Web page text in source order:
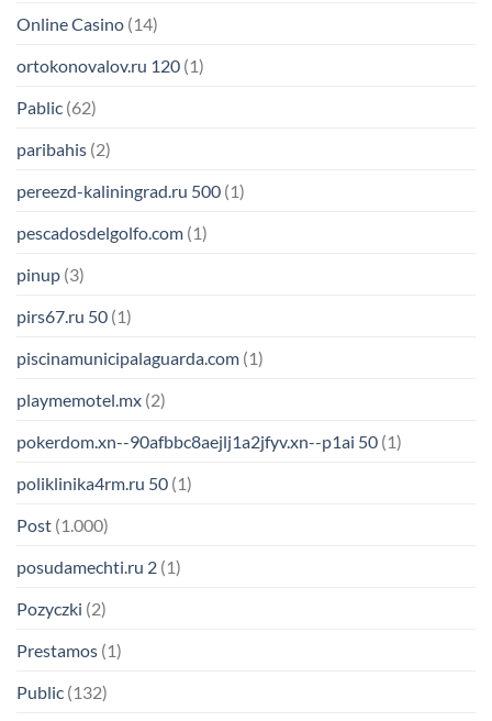
Online Casino (14)
ortokonovalov.ru 120 (1)
Pablic (62)
paribahis (2)
pereezd-kaliningrad.ru 500 (1)
pescadosdelgolfo.com (1)
pinup (3)
pirs67.ru 50 (1)
piscinamunicipalaguarda.com (1)
playmemotel.mx (2)
pokerdom.xn--90afbbc8aejlj1a2jfyv.xn--p1ai 50 (1)
poliklinika4rm.ru 50 (1)
Post (1.000)
posudamechti.ru 2 (1)
Pozyczki (2)
Prestamos (1)
Public (132)